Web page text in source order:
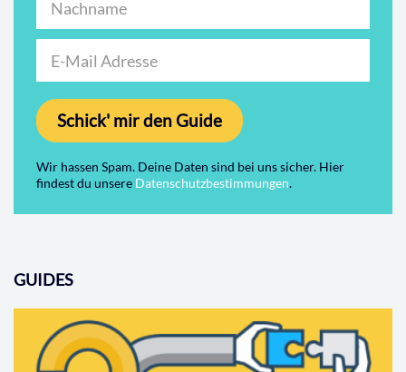
Schick' mir den Guide
Wir hassen Spam. Deine Daten sind bei uns sicher. Hier
findest du unsere Datenschutzbestimmungen.
GUIDES